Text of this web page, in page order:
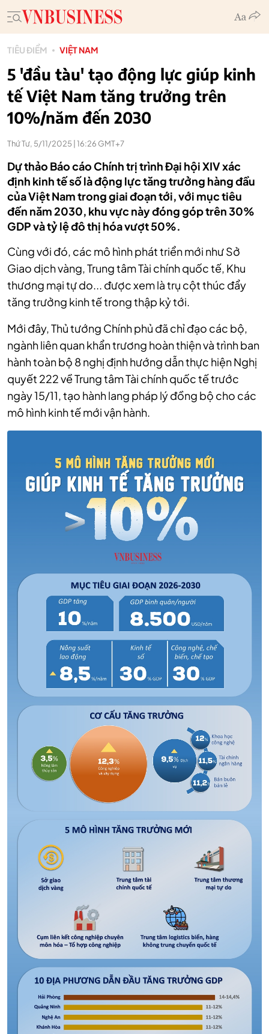
TIÊU ĐIỂM VIỆT NAM
5 'đầu tàu' tạo động lực giúp kinh
tế Việt Nam tăng trưởng trên
10%/năm đến 2030
Thứ Tư, 5/11/2025 | 16:26 GMT+7
Dự thảo Báo cáo Chính trị trình Đại hội XIV xác
định kinh tế số là động lực tăng trưởng hàng đầu
của Việt Nam trong giai đoạn tới, với mục tiêu
đến năm 2030, khu vực này đóng góp trên 30%
GDP và tỷ lệ đô thị hóa vượt 50%.
Cùng với đó, các mô hình phát triển mới như Sở
Giao dịch vàng, Trung tâm Tài chính quốc tế, Khu
thương mại tự do... được xem là trụ cột thúc đẩy
tăng trưởng kinh tế trong thập kỷ tới.
Mới đây, Thủ tướng Chính phủ đã chỉ đạo các bộ,
ngành liên quan khẩn trương hoàn thiện và trình ban
hành toàn bộ 8 nghị định hướng dẫn thực hiện Nghị
quyết 222 về Trung tâm Tài chính quốc tế trước
ngày 15/11, tạo hành lang pháp lý đồng bộ cho các
mô hình kinh tế mới vận hành.